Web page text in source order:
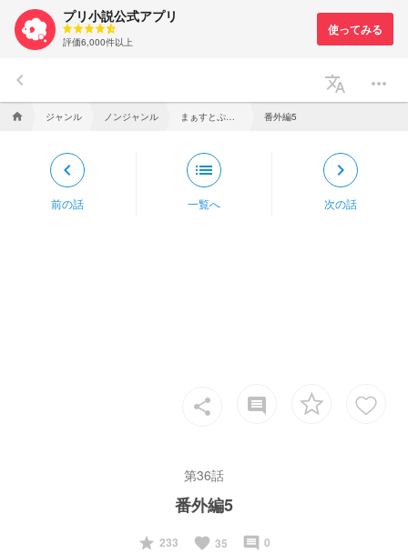
プリ小説公式アプリ
評価6,000件以上
keyboard_arrow_left translate more_horiz
home ジャンル ノンジャンル 番外編5
keyboard_arrow_left
前の話
list
一覧へ
keyboard_arrow_right
次の話
share insert_comment
第36話
番外編5
start
233 favorite 35 insert_comment 0